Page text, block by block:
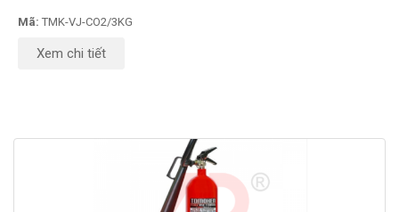
Mã: TMK-VJ-CO2/3KG
Xem chi tiết